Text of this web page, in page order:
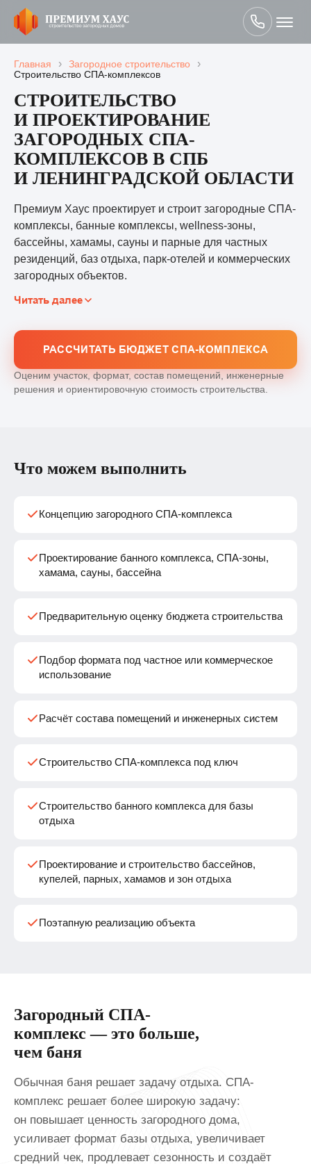
Главная › Загородное строительство ›
Строительство СПА-комплексов
СТРОИТЕЛЬСТВО
И ПРОЕКТИРОВАНИЕ
ЗАГОРОДНЫХ СПА-
КОМПЛЕКСОВ В СПБ
И ЛЕНИНГРАДСКОЙ ОБЛАСТИ
Премиум Хаус проектирует и строит загородные СПА-
комплексы, банные комплексы, wellness-зоны,
бассейны, хамамы, сауны и парные для частных
резиденций, баз отдыха, парк-отелей и коммерческих
загородных объектов.
Читать далее
а полноценное пространство отдыха, восстановления
и коммерческого использования. В таком объекте важны
архитектура, инженерия, влажностные режимы,
вентиляция, гидроизоляция, оборудование,
и строительства 3 загородных СПА и банных комплексов.
для базы отдыха, где возникают скрытые расходы и какие
РАССЧИТАТЬ БЮДЖЕТ СПА-КОМПЛЕКСА
Оценим участок, формат, состав помещений, инженерные
решения и ориентировочную стоимость строительства.
Что можем выполнить
Концепцию загородного СПА-комплекса
Проектирование банного комплекса, СПА-зоны,
хамама, сауны, бассейна
Предварительную оценку бюджета строительства
Подбор формата под частное или коммерческое
использование
Расчёт состава помещений и инженерных систем
Строительство СПА-комплекса под ключ
Строительство банного комплекса для базы
отдыха
Проектирование и строительство бассейнов,
купелей, парных, хамамов и зон отдыха
Поэтапную реализацию объекта
Загородный СПА-
комплекс — это больше,
чем баня
Обычная баня решает задачу отдыха. СПА-
комплекс решает более широкую задачу:
он повышает ценность загородного дома,
усиливает формат базы отдыха, увеличивает
средний чек, продлевает сезонность и создаёт